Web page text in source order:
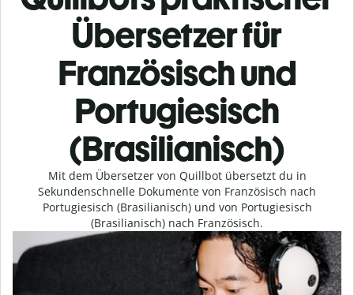
Übersetzer für
Französisch und
Portugiesisch
(Brasilianisch)
Mit dem Übersetzer von Quillbot übersetzt du in
Sekundenschnelle Dokumente von Französisch nach
Portugiesisch (Brasilianisch) und von Portugiesisch
(Brasilianisch) nach Französisch.